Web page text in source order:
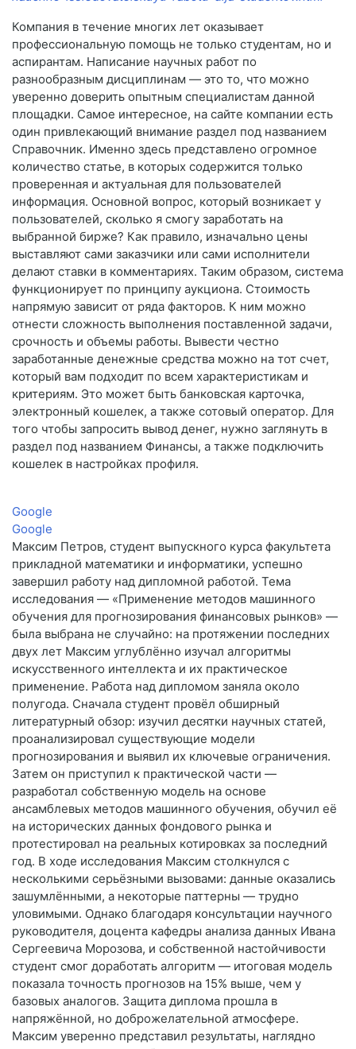
Компания в течение многих лет оказывает
профессиональную помощь не только студентам, но и
аспирантам. Написание научных работ по
разнообразным дисциплинам — это то, что можно
уверенно доверить опытным специалистам данной
площадки. Самое интересное, на сайте компании есть
один привлекающий внимание раздел под названием
Справочник. Именно здесь представлено огромное
количество статье, в которых содержится только
проверенная и актуальная для пользователей
информация. Основной вопрос, который возникает у
пользователей, сколько я смогу заработать на
выбранной бирже? Как правило, изначально цены
выставляют сами заказчики или сами исполнители
делают ставки в комментариях. Таким образом, система
функционирует по принципу аукциона. Стоимость
напрямую зависит от ряда факторов. К ним можно
отнести сложность выполнения поставленной задачи,
срочность и объемы работы. Вывести честно
заработанные денежные средства можно на тот счет,
который вам подходит по всем характеристикам и
критериям. Это может быть банковская карточка,
электронный кошелек, а также сотовый оператор. Для
того чтобы запросить вывод денег, нужно заглянуть в
раздел под названием Финансы, а также подключить
кошелек в настройках профиля.
Google
Google
Максим Петров, студент выпускного курса факультета
прикладной математики и информатики, успешно
завершил работу над дипломной работой. Тема
исследования — «Применение методов машинного
обучения для прогнозирования финансовых рынков» —
была выбрана не случайно: на протяжении последних
двух лет Максим углублённо изучал алгоритмы
искусственного интеллекта и их практическое
применение. Работа над дипломом заняла около
полугода. Сначала студент провёл обширный
литературный обзор: изучил десятки научных статей,
проанализировал существующие модели
прогнозирования и выявил их ключевые ограничения.
Затем он приступил к практической части —
разработал собственную модель на основе
ансамблевых методов машинного обучения, обучил её
на исторических данных фондового рынка и
протестировал на реальных котировках за последний
год. В ходе исследования Максим столкнулся с
несколькими серьёзными вызовами: данные оказались
зашумлёнными, а некоторые паттерны — трудно
уловимыми. Однако благодаря консультации научного
руководителя, доцента кафедры анализа данных Ивана
Сергеевича Морозова, и собственной настойчивости
студент смог доработать алгоритм — итоговая модель
показала точность прогнозов на 15% выше, чем у
базовых аналогов. Защита диплома прошла в
напряжённой, но доброжелательной атмосфере.
Максим уверенно представил результаты, наглядно